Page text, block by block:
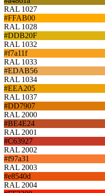
RAL 1027
#FFAB00
RAL 1028
#DDB20F
RAL 1032
#f7a11f
RAL 1033
#EDAB56
RAL 1034
#EEA205
RAL 1037
#DD7907
RAL 2000
#BE4E24
RAL 2001
#C63927
RAL 2002
#f97a31
RAL 2003
#e8540d
RAL 2004